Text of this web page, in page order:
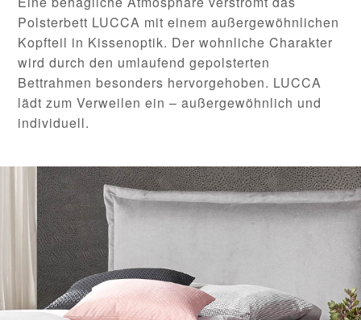
Polsterbett LUCCA mit einem außergewöhnlichen
Kopfteil in Kissenoptik. Der wohnliche Charakter
wird durch den umlaufend gepolsterten
Bettrahmen besonders hervorgehoben. LUCCA
lädt zum Verweilen ein – außergewöhnlich und
individuell.